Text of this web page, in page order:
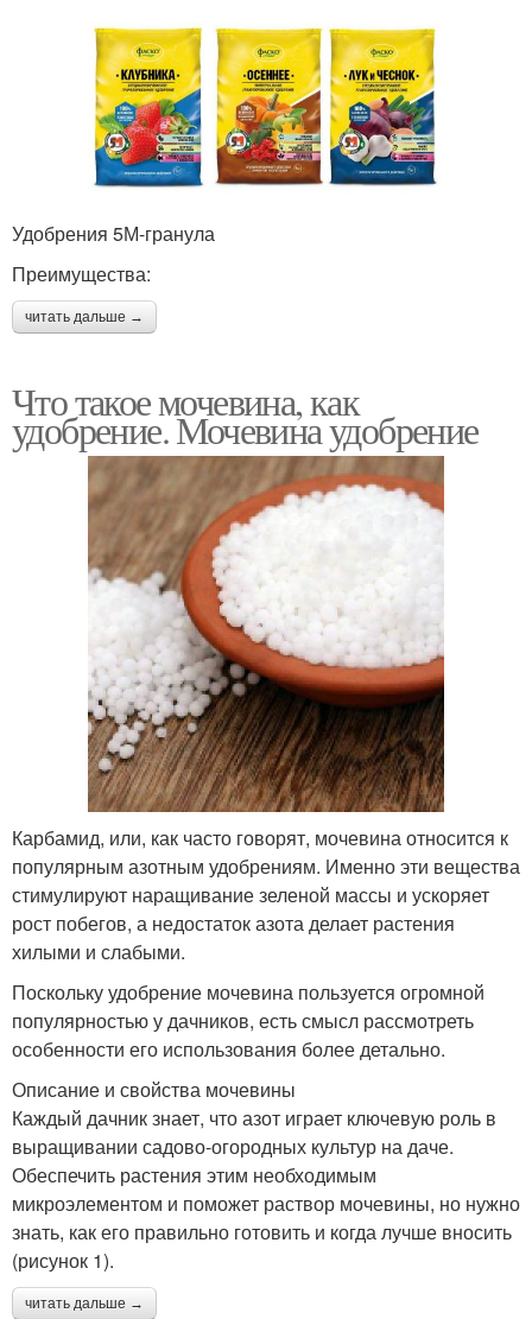
Удобрения 5М-гранула
Преимущества:
читать дальше →
Что такое мочевина, как
удобрение. Мочевина удобрение
Карбамид, или, как часто говорят, мочевина относится к
популярным азотным удобрениям. Именно эти вещества
стимулируют наращивание зеленой массы и ускоряет
рост побегов, а недостаток азота делает растения
хилыми и слабыми.
Поскольку удобрение мочевина пользуется огромной
популярностью у дачников, есть смысл рассмотреть
особенности его использования более детально.
Описание и свойства мочевины
Каждый дачник знает, что азот играет ключевую роль в
выращивании садово-огородных культур на даче.
Обеспечить растения этим необходимым
микроэлементом и поможет раствор мочевины, но нужно
знать, как его правильно готовить и когда лучше вносить
(рисунок 1).
читать дальше →